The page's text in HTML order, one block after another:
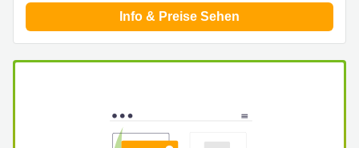
Basel
Büro
Luzern
Aeschengraben
Zugerstrasse
32 Baar
Info & Preise Sehen